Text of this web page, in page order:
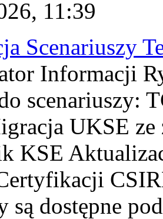
11:39
Scenariuszy
Informacji
scenariuszy:
UKSE
KSE
są dostępne